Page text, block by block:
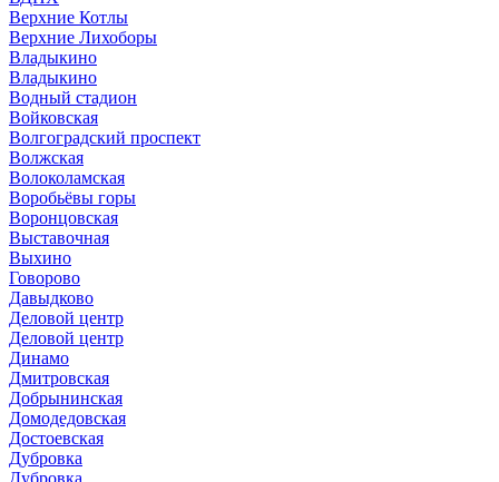
Верхние Котлы
Верхние Лихоборы
Владыкино
Владыкино
Водный стадион
Войковская
Волгоградский проспект
Волжская
Волоколамская
Воробьёвы горы
Воронцовская
Выставочная
Выхино
Говорово
Давыдково
Деловой центр
Деловой центр
Динамо
Дмитровская
Добрынинская
Домодедовская
Достоевская
Дубровка
Дубровка